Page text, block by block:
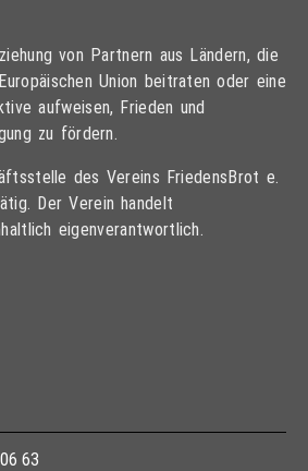
von Partnern aus Ländern, die
Union beitraten oder eine
aufweisen, Frieden und
zu fördern.
des Vereins FriedensBrot e.
Der Verein handelt
eigenverantwortlich.
63